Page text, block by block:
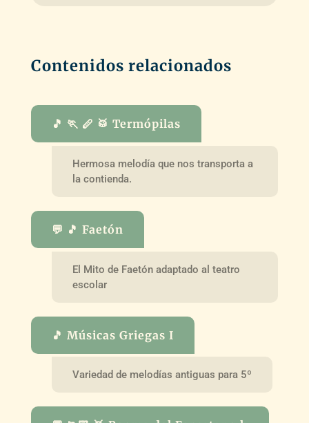
Contenidos relacionados
🎵 🏃 🪈 🥁 Termópilas
Hermosa melodía que nos transporta a
la contienda.
💬 🎵 Faetón
El Mito de Faetón adaptado al teatro
escolar
🎵 Músicas Griegas I
Variedad de melodías antiguas para 5º